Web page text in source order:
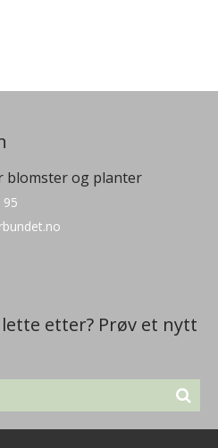
blomster og planter
95
etter? Prøv et nytt